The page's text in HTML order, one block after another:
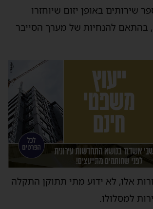
שירותים באופן יזום שיוחזרו
בהתאם להנחיות של מערך הסייבר
אלו, לא ידוע מתי תתוקן התקלה
למסלולו.